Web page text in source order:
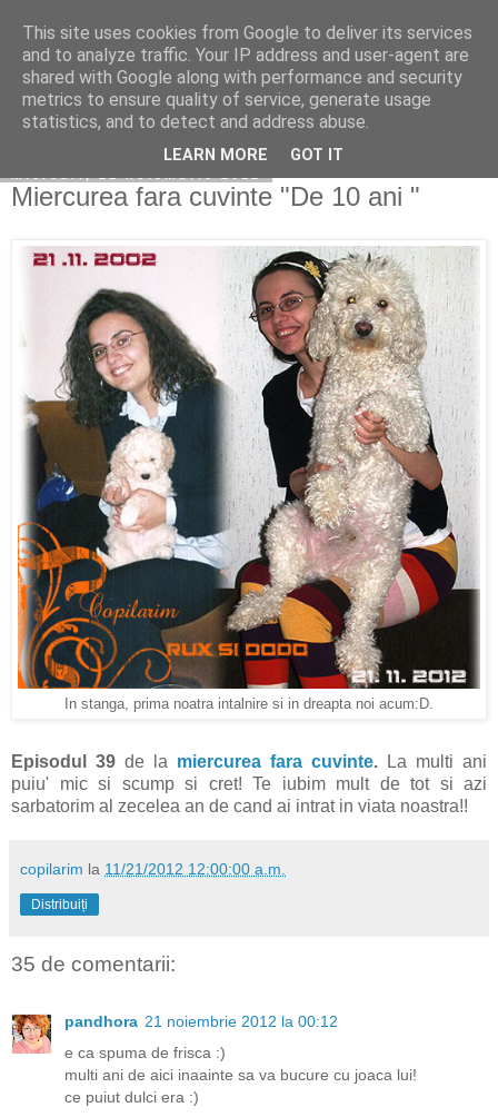
Copilarim
Miercurea fara cuvinte "De 10 ani "
In stanga, prima noatra intalnire si in dreapta noi acum:D.
Episodul 39 de la miercurea fara cuvinte.
La multi ani
puiu' mic si scump si cret! Te iubim mult de tot si azi
sarbatorim al zecelea an de cand ai intrat in viata noastra!!
copilarim la 11/21/2012 12:00:00 a.m.
Distribuiți
35 de comentarii:
pandhora 21 noiembrie 2012 la 00:12
e ca spuma de frisca :)
multi ani de aici inaainte sa va bucure cu joaca lui!
ce puiut dulci era :)
This site uses cookies from Google to deliver its services
and to analyze traffic. Your IP address and user-agent are
shared with Google along with performance and security
metrics to ensure quality of service, generate usage
statistics, and to detect and address abuse.
LEARN MORE GOT IT